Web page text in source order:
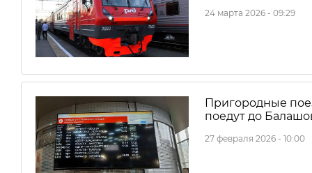
24 марта 2026 - 09:29
Пригородные
поедут до
27 февраля 2026 - 10:00